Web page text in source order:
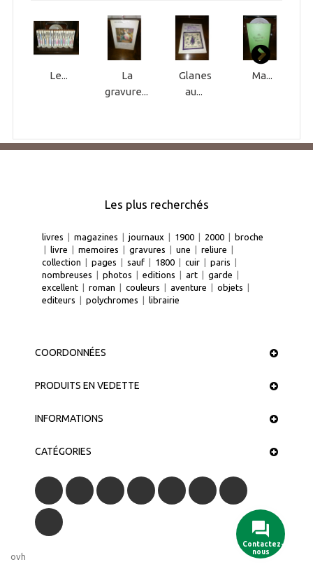
Le...
La
gravure...
Glanes
au...
Ma...
Les plus recherchés
livres | magazines | journaux | 1900 | 2000 | broche
| livre | memoires | gravures | une | reliure |
collection | pages | sauf | 1800 | cuir | paris |
nombreuses | photos | editions | art | garde |
excellent | roman | couleurs | aventure | objets |
editeurs | polychromes | librairie
COORDONNÉES
PRODUITS EN VEDETTE
INFORMATIONS
CATÉGORIES
Contactez-
nous
ovh